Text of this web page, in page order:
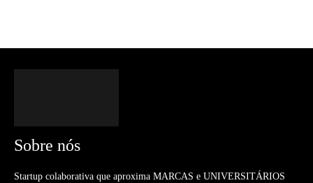
Sobre nós
Startup colaborativa que aproxima MARCAS e UNIVERSITÁRIOS